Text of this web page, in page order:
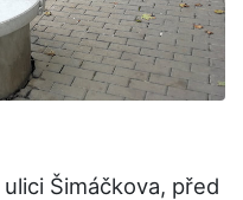
Šimáčkova, před